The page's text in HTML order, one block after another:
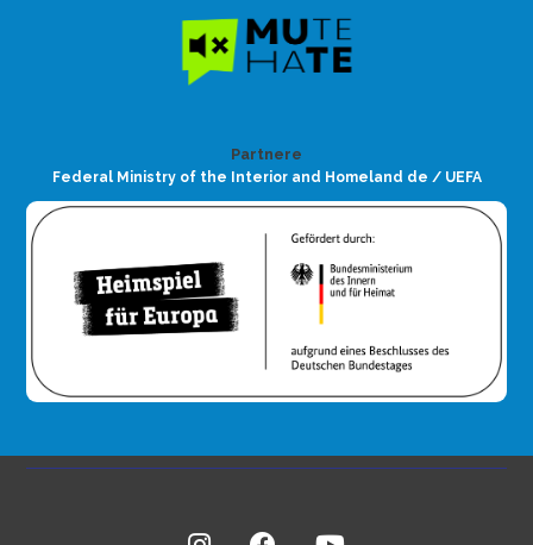
Partnere
Federal Ministry of the Interior and Homeland de / UEFA